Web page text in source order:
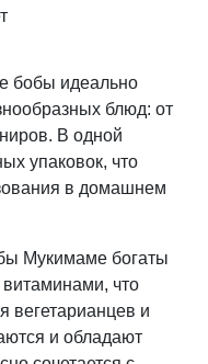
бобы идеально
блюд: от
В одной
упаковок, что
в домашнем
Мукимаме богаты
витаминами, что
вегетарианцев и
и обладают